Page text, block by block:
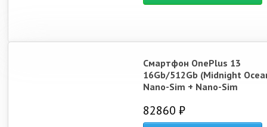
Смартфон OnePlus 13
16Gb/512Gb (Midnight
Nano-Sim + Nano-Sim
82860 ₽